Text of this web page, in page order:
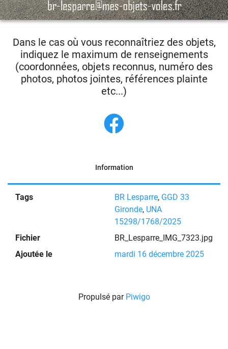
Dans le cas où vous reconnaîtriez des objets,
indiquez le maximum de renseignements
(coordonnées, objets reconnus, numéro des
photos, photos jointes, références plainte
etc...)
Information
Tags BR Lesparre, GGD 33
Gironde, UNA
15298/1768/2025
Fichier
BR_Lesparre_IMG_7323.jpg
Ajoutée le
mardi 16 décembre 2025
Propulsé par Piwigo